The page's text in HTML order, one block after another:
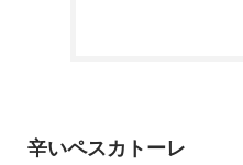
辛いペスカトーレ